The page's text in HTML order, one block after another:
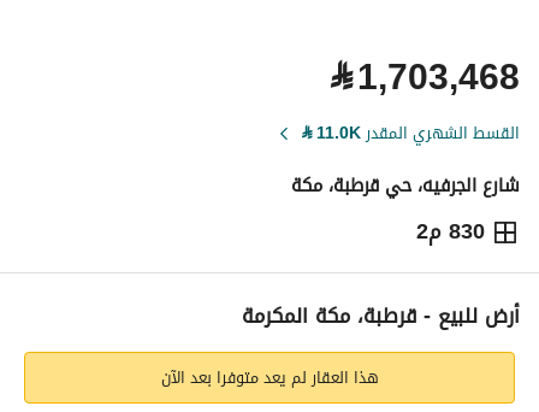
⃁1,703,468
القسط الشهري المقدر11.0K
⃁
شارع الجرفيه، حي قرطبة، مكة
830 م2
⃁
1,703,468
التفاصيل معلومات ترخيص الإعلان
أرض للبيع - قرطبة، مكة المكرمة
هذا العقار لم يعد متوفرا بعد الآن